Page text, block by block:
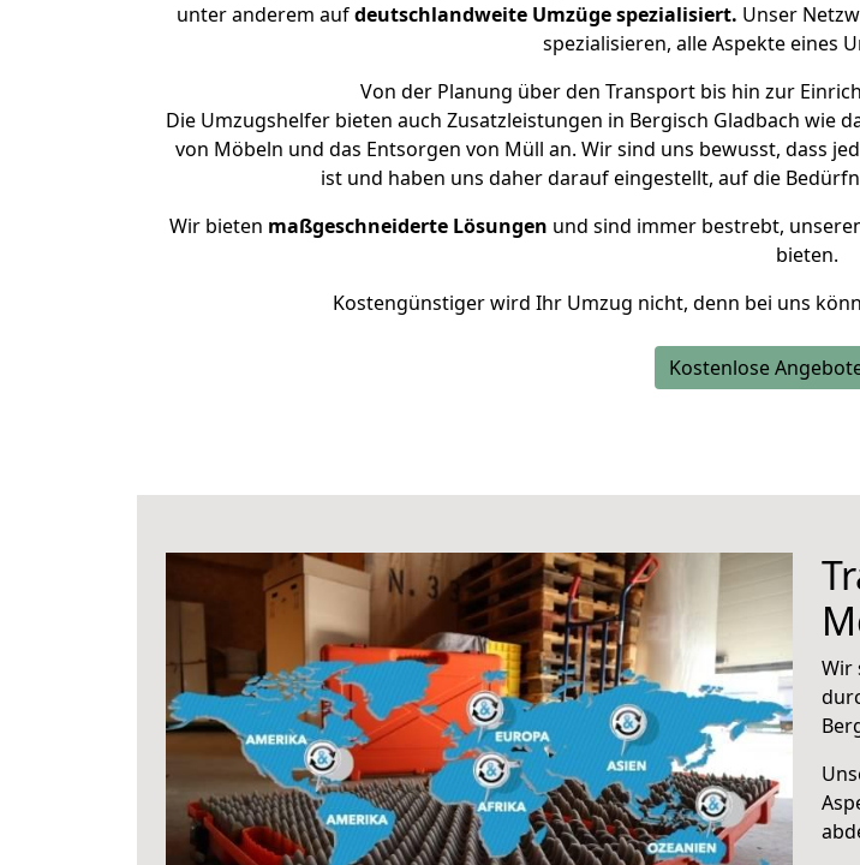
unter anderem aufdeutschlandweite Umzüge spezialisiert. Unser
spezialisieren, alle Aspekte eines
Von der Planung über den Transport bis hin zur
Die Umzugshelfer bieten auch Zusatzleistungen in Bergisch Gladbach wie
von Möbeln und das Entsorgen von Müll an. Wir sind uns bewusst, dass
ist und haben uns daher darauf eingestellt, auf die
Wir bieten maßgeschneiderte Lösungen und sind immer bestrebt,
bieten.
Kostengünstiger wird Ihr Umzug nicht, denn bei uns
Kostenlose
Wir